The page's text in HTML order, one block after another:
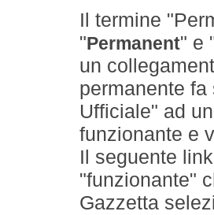
Il termine
" Permanent" e
un
permanente
Ufficiale" ad
funzionante e
Il seguente
"funzionante"
Gazzetta